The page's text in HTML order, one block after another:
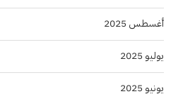
أغسطس 2025
يوليو 2025
يونيو 2025